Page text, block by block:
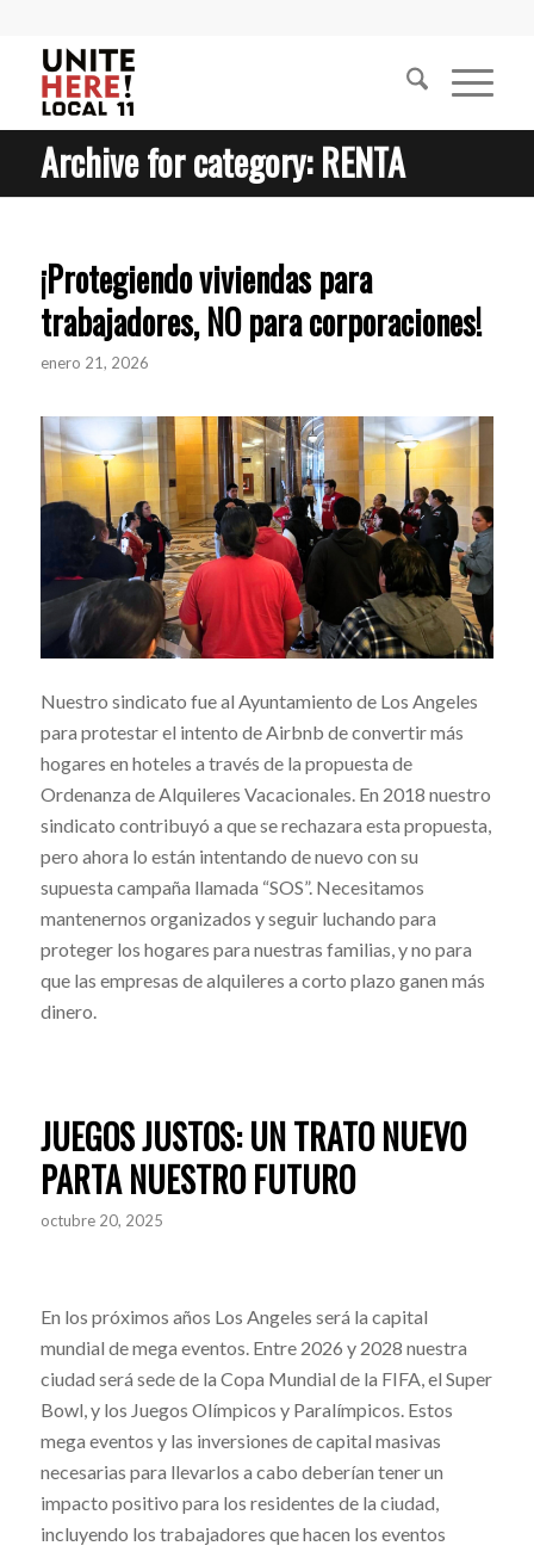
Archive for category: RENTA
¡Protegiendo viviendas para
trabajadores, NO para corporaciones!
enero 21, 2026
Nuestro sindicato fue al Ayuntamiento de Los Angeles
para protestar el intento de Airbnb de convertir más
hogares en hoteles a través de la propuesta de
Ordenanza de Alquileres Vacacionales. En 2018 nuestro
sindicato contribuyó a que se rechazara esta propuesta,
pero ahora lo están intentando de nuevo con su
supuesta campaña llamada “SOS”. Necesitamos
mantenernos organizados y seguir luchando para
proteger los hogares para nuestras familias, y no para
que las empresas de alquileres a corto plazo ganen más
dinero.
JUEGOS JUSTOS: UN TRATO NUEVO
PARTA NUESTRO FUTURO
octubre 20, 2025
En los próximos años Los Angeles será la capital
mundial de mega eventos. Entre 2026 y 2028 nuestra
ciudad será sede de la Copa Mundial de la FIFA, el Super
Bowl, y los Juegos Olímpicos y Paralímpicos. Estos
mega eventos y las inversiones de capital masivas
necesarias para llevarlos a cabo deberían tener un
impacto positivo para los residentes de la ciudad,
incluyendo los trabajadores que hacen los eventos